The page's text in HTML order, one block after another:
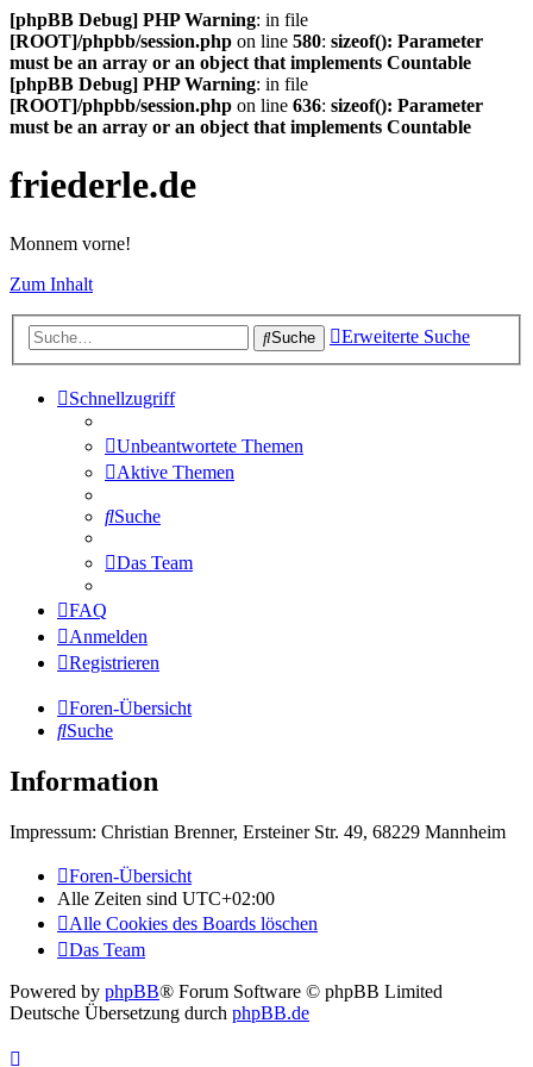
[phpBB Debug] PHP Warning: in file
[ROOT]/phpbb/session.php on line 580: sizeof(): Parameter
must be an array or an object that implements Countable
[phpBB Debug] PHP Warning: in file
[ROOT]/phpbb/session.php on line 636: sizeof(): Parameter
must be an array or an object that implements Countable
friederle.de
Monnem vorne!
Zum Inhalt
Suche Erweiterte Suche
Schnellzugriff
Unbeantwortete Themen
Aktive Themen
Suche
Das Team
FAQ
Anmelden
Registrieren
Foren-Übersicht
Suche
Information
Impressum: Christian Brenner, Ersteiner Str. 49, 68229 Mannheim
Foren-Übersicht
Alle Zeiten sind UTC+02:00
Alle Cookies des Boards löschen
Das Team
Powered by phpBB® Forum Software © phpBB Limited
Deutsche Übersetzung durch phpBB.de